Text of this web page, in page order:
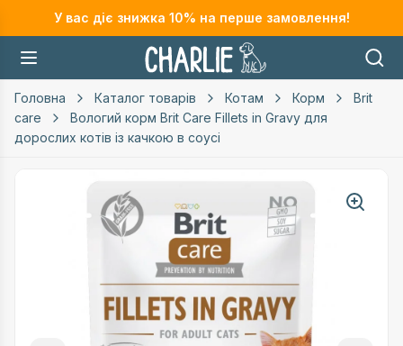
У вас діє знижка 10% на перше замовлення!
Головна Каталог товарів Котам Корм
Brit
care
Вологий корм Brit Care Fillets in Gravy для
дорослих котів із качкою в соусі